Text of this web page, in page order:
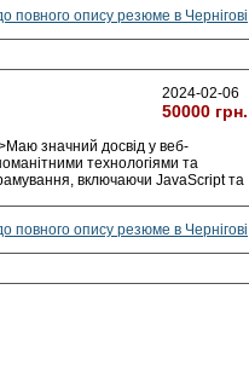
повного опису резюме в Чернігові
2024-02-06
50000 грн.
значний досвід у веб-
технологіями та
включаючи JavaScript та
повного опису резюме в Чернігові